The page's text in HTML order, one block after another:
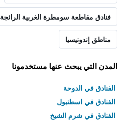
فنادق مقاطعة سومطرة الغربية الرائجة
مناطق إندونيسيا
المدن التي يبحث عنها مستخدمونا
الفنادق في الدوحة
الفنادق في اسطنبول
الفنادق في شرم الشيخ